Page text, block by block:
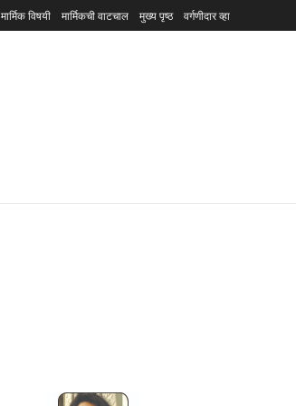
मार्मिक विषयी मार्मिकची वाटचाल मुख्य पृष्ठ वर्गणीदार व्हा